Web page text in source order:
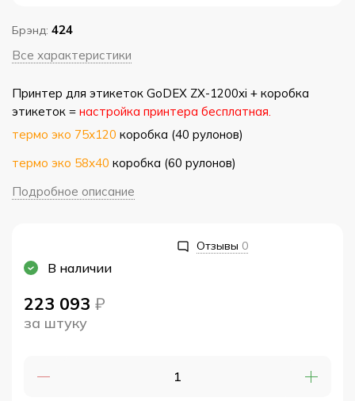
Брэнд: 424
Все характеристики
Принтер для этикеток GoDEX ZX-1200xi + коробка
этикеток = настройка принтера бесплатная.
термо эко 75х120 коробка (40 рулонов)
термо эко 58х40 коробка (60 рулонов)
Подробное описание
Отзывы 0
В наличии
223 093 ₽
за штуку